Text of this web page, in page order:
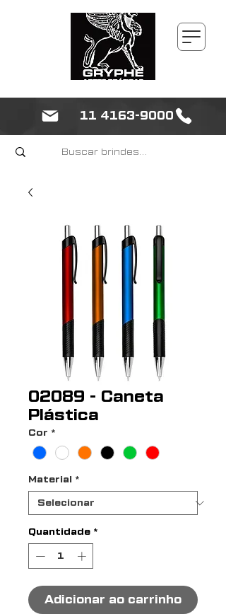
11 4163-9000
02089 - Caneta
Plástica
Cor *
Material *
Quantidade *
Adicionar ao carrinho